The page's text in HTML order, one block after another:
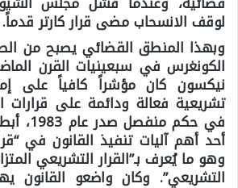
لوقف الانسحاب مضى قرار كارتر قدماً.
وبهذا المنطق القضائي يصبح من
الكونغرس في سبعينيات القرن
نيكسون كان مؤشراً كافياً على
تشريعية فعالة ودائمة على قرارات
في حكم
أحد أهم آليات تنفيذ القانون في
وهو ما يُعرف بـ”القرار التشريعي
التشريعي”. وكان واضعو القانون